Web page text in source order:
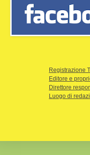
Registrazione
Editore e
Direttore
Luogo di